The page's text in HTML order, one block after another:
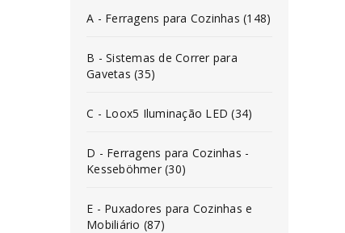
A - Ferragens para Cozinhas (148)
B - Sistemas de Correr para
Gavetas (35)
C - Loox5 Iluminação LED (34)
D - Ferragens para Cozinhas -
Kesseböhmer (30)
E - Puxadores para Cozinhas e
Mobiliário (87)